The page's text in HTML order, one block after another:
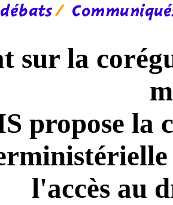
sur la
propose la
l'accès au